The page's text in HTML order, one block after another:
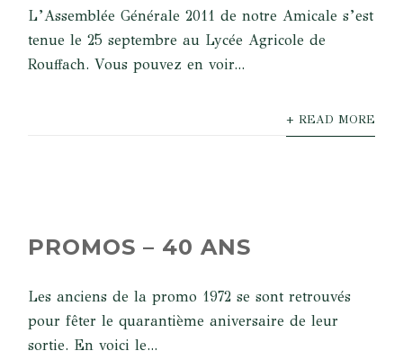
L’Assemblée Générale 2011 de notre Amicale s’est
tenue le 25 septembre au Lycée Agricole de
Rouffach. Vous pouvez en voir...
+ READ MORE
PROMOS – 40 ANS
Les anciens de la promo 1972 se sont retrouvés
pour fêter le quarantième aniversaire de leur
sortie. En voici le...